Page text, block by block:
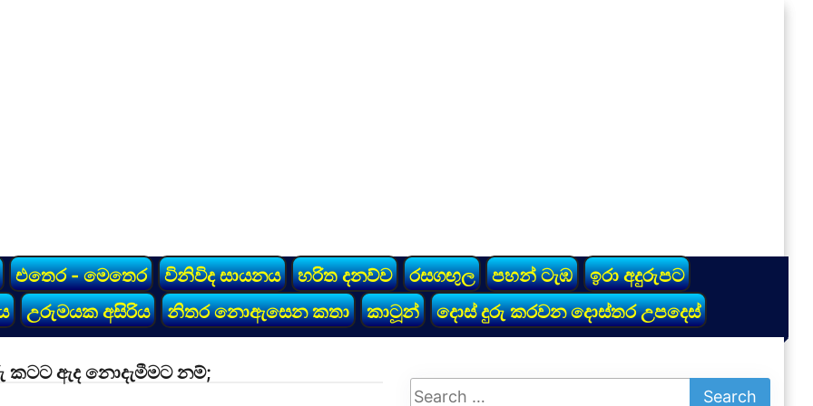
එතෙර - මෙතෙර විනිවිද සායනය හරිත දනව්ව රසගඟුල පහන් ටැඹ
ඉරා අදුරුපට
උරුමයක අසිරිය නිතර නොඇසෙන කතා කාටූන් දොස් දුරු කරවන දොස්තර උපදෙස්
කටට ඇද නොදැමීමට නම්;